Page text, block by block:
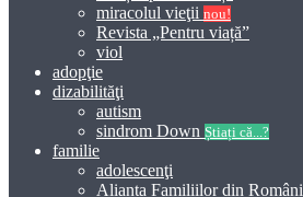
miracolul vieţii nou!
Revista „Pentru viață”
viol
adopţie
dizabilităţi
autism
sindrom Down Știați că...?
familie
adolescenţi
Alianța Familiilor din